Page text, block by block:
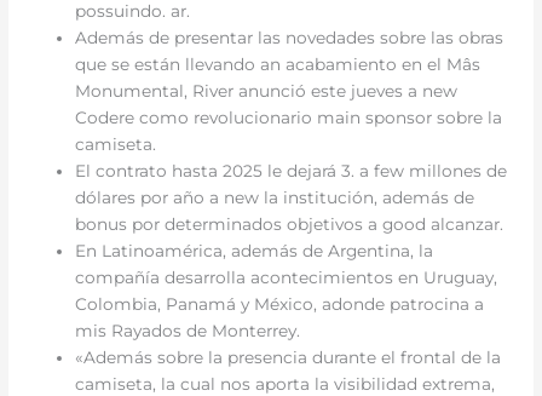
possuindo. ar.
Además de presentar las novedades sobre las obras
que se están llevando an acabamiento en el Mâs
Monumental, River anunció este jueves a new
Codere como revolucionario main sponsor sobre la
camiseta.
El contrato hasta 2025 le dejará 3. a few millones de
dólares por año a new la institución, además de
bonus por determinados objetivos a good alcanzar.
En Latinoamérica, además de Argentina, la
compañía desarrolla acontecimientos en Uruguay,
Colombia, Panamá y México, adonde patrocina a
mis Rayados de Monterrey.
«Además sobre la presencia durante el frontal de la
camiseta, la cual nos aporta la visibilidad extrema,